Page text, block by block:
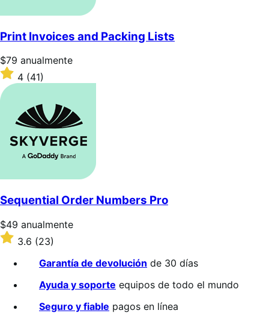
Print Invoices and Packing Lists
Precio:
$79/anualmente
$79 anualmente
Valoración:
sobre
estrellas
4 (41)
Sequential Order Numbers Pro
Precio:
$49/anualmente
$49 anualmente
Valoración:
3.6
sobre
estrellas
3.6 (23)
Garantía de devolución de 30 días
Ayuda y soporte equipos de todo el mundo
Seguro y fiable pagos en línea